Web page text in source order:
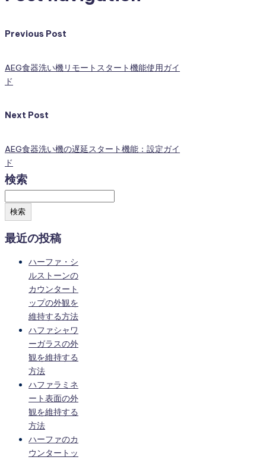
Previous Post
AEG食器洗い機リモートスタート機能使用ガイ
ド
Next Post
AEG食器洗い機の遅延スタート機能：設定ガイ
ド
検索
検索
最近の投稿
ハーファ・シ
ルストーンの
カウンタート
ップの外観を
維持する方法
ハファシャワ
ーガラスの外
観を維持する
方法
ハファラミネ
ート表面の外
観を維持する
方法
ハーファのカ
ウンタートッ